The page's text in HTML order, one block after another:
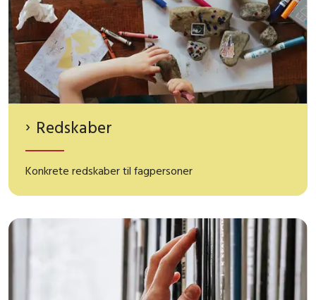
Redskaber
Konkrete redskaber til fagpersoner